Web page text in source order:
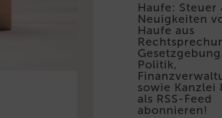
Haufe: Steuer
Neuigkeiten
Haufe aus
Politik,
sowie Kanzlei
als RSS-Feed
abonnieren!